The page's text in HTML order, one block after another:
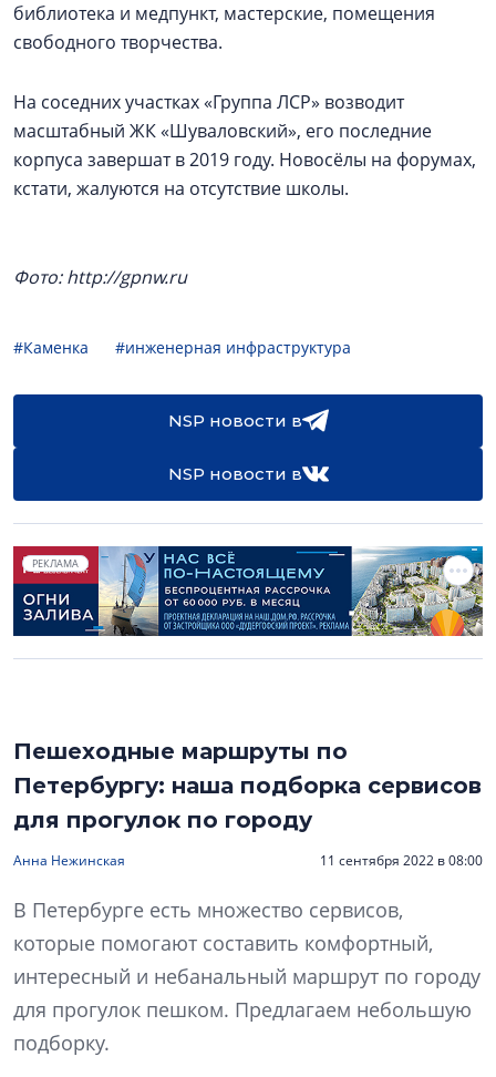
библиотека и медпункт, мастерские, помещения
свободного творчества.
На соседних участках «Группа ЛСР» возводит
масштабный ЖК «Шуваловский», его последние
корпуса завершат в 2019 году. Новосёлы на форумах,
кстати, жалуются на отсутствие школы.
Фото: http://gpnw.ru
#Каменка #инженерная инфраструктура
NSP новости в
NSP новости в
РЕКЛАМА
Пешеходные маршруты по
Петербургу: наша подборка сервисов
для прогулок по городу
Анна Нежинская 11 сентября 2022 в 08:00
В Петербурге есть множество сервисов,
которые помогают составить комфортный,
интересный и небанальный маршрут по городу
для прогулок пешком. Предлагаем небольшую
подборку.